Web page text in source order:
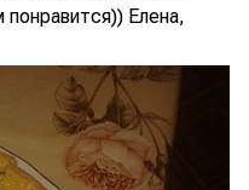
понравится)) Елена,